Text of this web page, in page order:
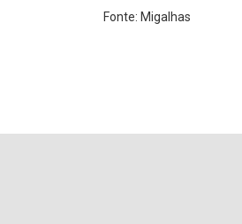
Fonte: Migalhas